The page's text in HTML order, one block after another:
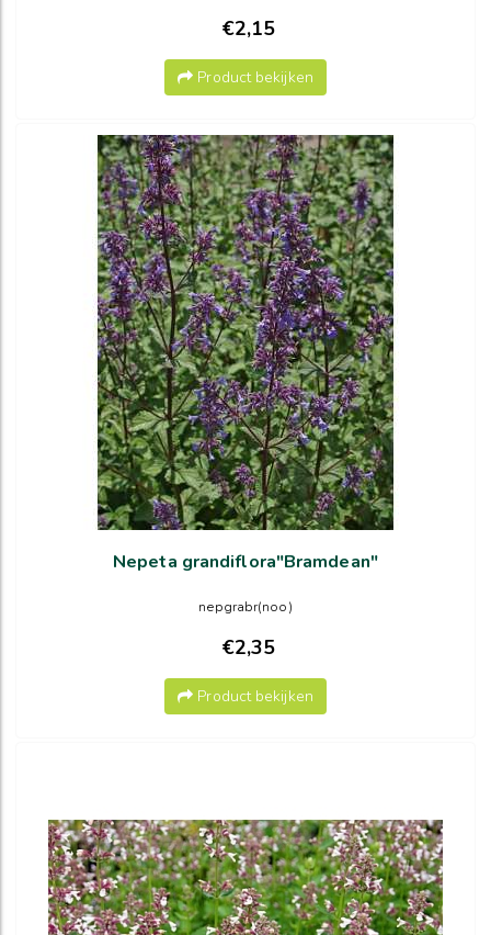
€2,15
Product bekijken
Nepeta grandiflora"Bramdean"
nepgrabr(noo)
€2,35
Product bekijken